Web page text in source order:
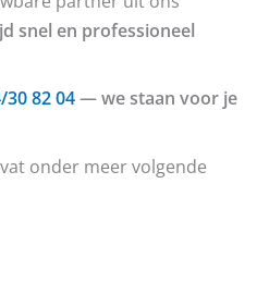
snel en professioneel
30 82 04— we staan voor je
onder meer volgende